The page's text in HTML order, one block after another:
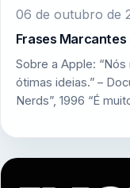
06 de outubro de
Frases
Sobre a Apple:
ótimas ideias.” –
Nerds”, 1996 “É